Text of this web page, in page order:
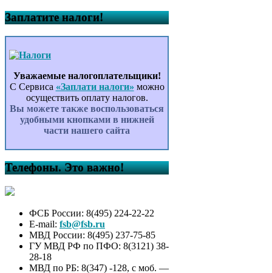
Заплатите налоги!
Уважаемые налогоплательщики!
С Сервиса «Заплати налоги» можно
осуществить оплату налогов.
Вы можете также воспользоваться
удобными кнопками в нижней
части нашего сайта
Телефоны. Это важно!
ФСБ России: 8(495) 224-22-22
E-mail: fsb@fsb.ru
МВД России: 8(495) 237-75-85
ГУ МВД РФ по ПФО: 8(3121) 38-
28-18
МВД по РБ: 8(347) -128, с моб. —